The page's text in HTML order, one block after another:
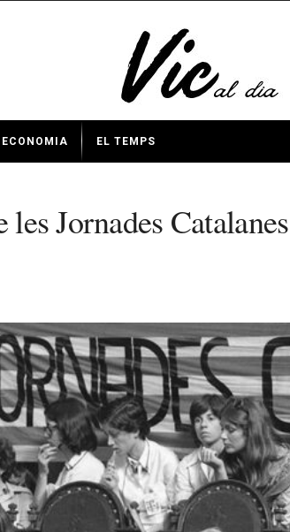
ECONOMIA EL TEMPS
Jornades